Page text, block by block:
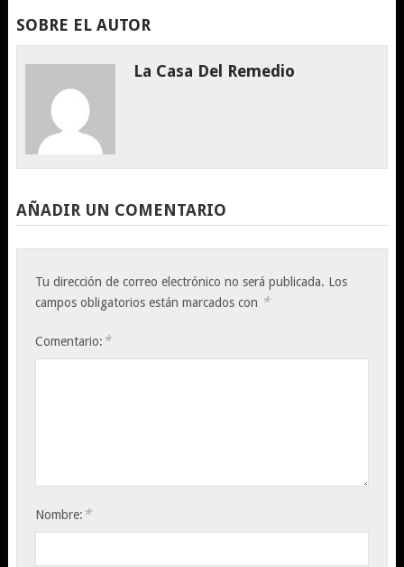
SOBRE EL AUTOR
La Casa Del Remedio
AÑADIR UN COMENTARIO
Tu dirección de correo electrónico no será publicada. Los
campos obligatorios están marcados con *
Comentario: *
Nombre: *